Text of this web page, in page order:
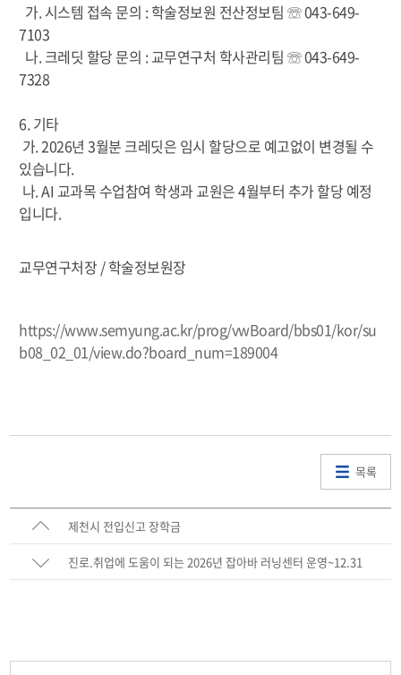
가. 시스템 접속 문의 : 학술정보원 전산정보팀 ☏ 043-649-
7103
나. 크레딧 할당 문의 : 교무연구처 학사관리팀 ☏ 043-649-
7328
6. 기타
가. 2026년 3월분 크레딧은 임시 할당으로 예고없이 변경될 수
있습니다.
나. AI 교과목 수업참여 학생과 교원은 4월부터 추가 할당 예정
입니다.
교무연구처장 / 학술정보원장
https://www.semyung.ac.kr/prog/vwBoard/bbs01/kor/su
b08_02_01/view.do?board_num=189004
목록
제천시 전입신고 장학금
진로.취업에 도움이 되는 2026년 잡아바 러닝센터 운영~12.31